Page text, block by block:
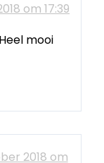
om 17:39
mooi
2018 om